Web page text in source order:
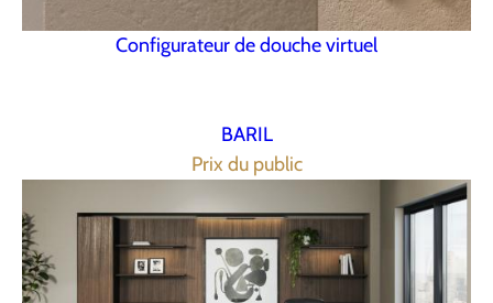
Configurateur de douche virtuel
BARIL
Prix du public